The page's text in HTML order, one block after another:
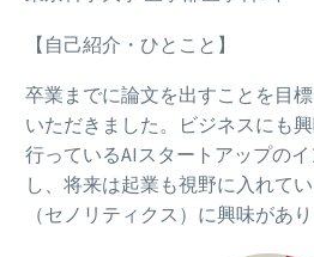
【自己紹介・ひとこと】
卒業までに論文を出すことを目
いただきました。ビジネスにも
行っているAIスタートアップの
し、将来は起業も視野に入れて
（セノリティクス）に興味があり